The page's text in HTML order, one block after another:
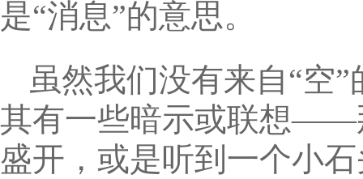
是“消息”的意思。
虽然我们没有来自“空
其有一些暗示或联想——
盛开，或是听到一个小